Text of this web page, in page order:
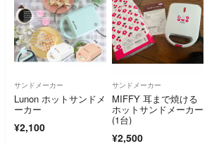
サンドメーカー
Lunon ホットサンドメ
ーカー
¥2,100
サンドメーカー
MIFFY 耳まで焼ける
ホットサンドメーカー
(1台)
¥2,500